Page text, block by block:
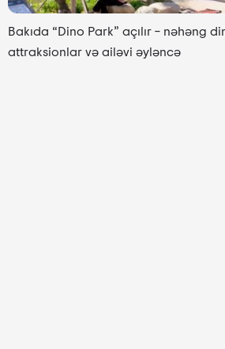
Bakıda “Dino Park” açılır – nəhəng
attraksionlar və ailəvi əyləncə